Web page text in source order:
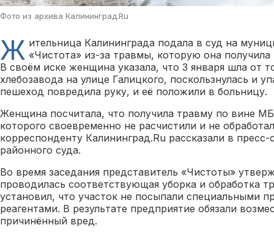
Фото из архива Калининград.Ru
Ж ительница Калининграда подала в суд на
«Чистота» из-за травмы, которую она
В своём иске женщина указала, что 3 января шла от
хлебозавода на улице Галицкого, поскользнулась и
пешеход повредила руку, и её положили в больницу.
Женщина посчитала, что получила травму по вине
которого своевременно не расчистили и не
корреспонденту Калининград.Ru рассказали в
районного суда.
Во время заседания представитель «Чистоты»
проводилась соответствующая уборка и обработка
установил, что участок не посыпали специальными
реагентами. В результате предприятие обязали
причинённый вред.